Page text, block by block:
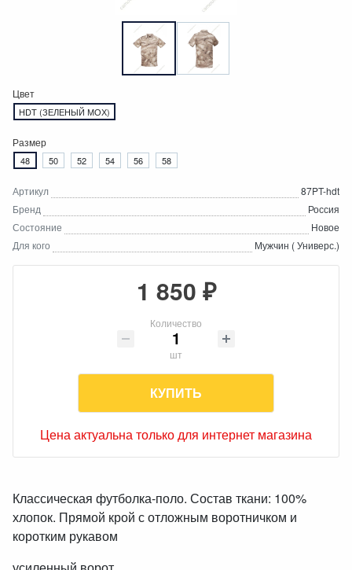
Цвет
HDT (ЗЕЛЕНЫЙ МОХ)
Размер
48 50 52 54 56 58
Артикул
87PT-hdt
Бренд
Россия
Состояние
Новое
Для кого
Мужчин ( Универс.)
1 850 ₽
Количество
шт
КУПИТЬ
Цена актуальна только для интернет магазина
Классическая футболка-поло. Состав ткани: 100%
хлопок. Прямой крой с отложным воротничком и
коротким рукавом